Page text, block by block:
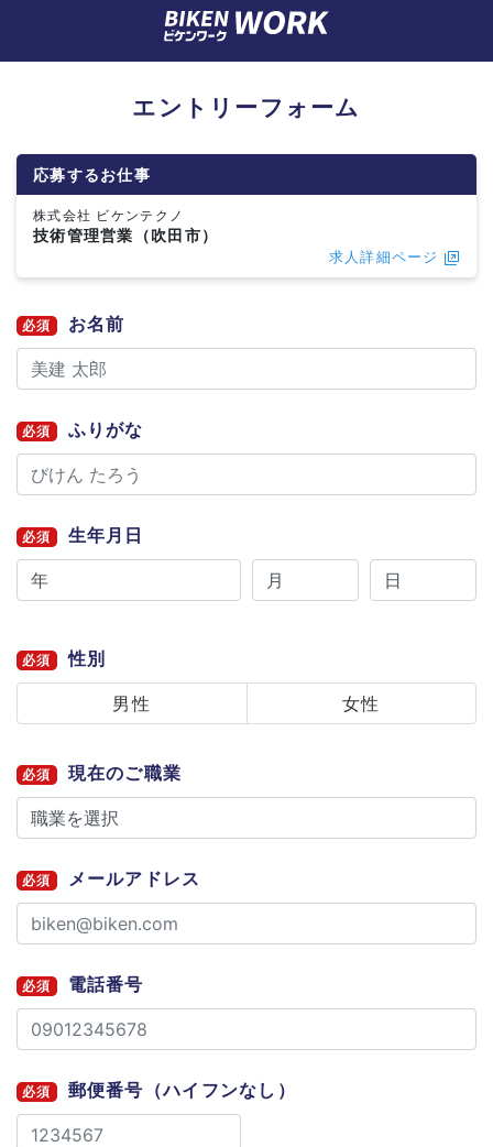
エントリーフォーム
応募するお仕事
株式会社 ビケンテクノ
技術管理営業（吹田市）
求人詳細ページ
必須 お名前
必須 ふりがな
必須 生年月日
必須 性別
男性 女性
必須 現在のご職業
必須 メールアドレス
必須 電話番号
必須 郵便番号 （ハイフンなし）